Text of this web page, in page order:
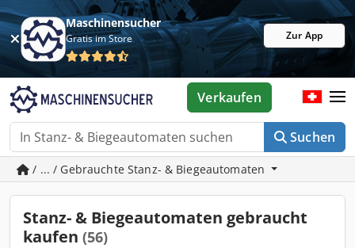
Maschinensucher
Gratis im Store Zur App
Suchen
Verkaufen
/ ... / Gebrauchte Stanz- & Biegeautomaten
Stanz- & Biegeautomaten gebraucht
kaufen (56)